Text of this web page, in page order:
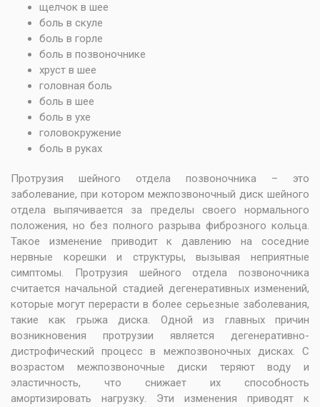
щелчок в шее
боль в скуле
боль в горле
боль в позвоночнике
хруст в шее
головная боль
боль в шее
боль в ухе
головокружение
боль в руках
Протрузия шейного отдела позвоночника – это
заболевание, при котором межпозвоночный диск шейного
отдела выпячивается за пределы своего нормального
положения, но без полного разрыва фиброзного кольца.
Такое изменение приводит к давлению на соседние
нервные корешки и структуры, вызывая неприятные
симптомы. Протрузия шейного отдела позвоночника
считается начальной стадией дегенеративных изменений,
которые могут перерасти в более серьезные заболевания,
такие как грыжа диска. Одной из главных причин
возникновения протрузии является дегенеративно-
дистрофический процесс в межпозвоночных дисках. С
возрастом межпозвоночные диски теряют воду и
эластичность, что снижает их способность
амортизировать нагрузку. Эти изменения приводят к